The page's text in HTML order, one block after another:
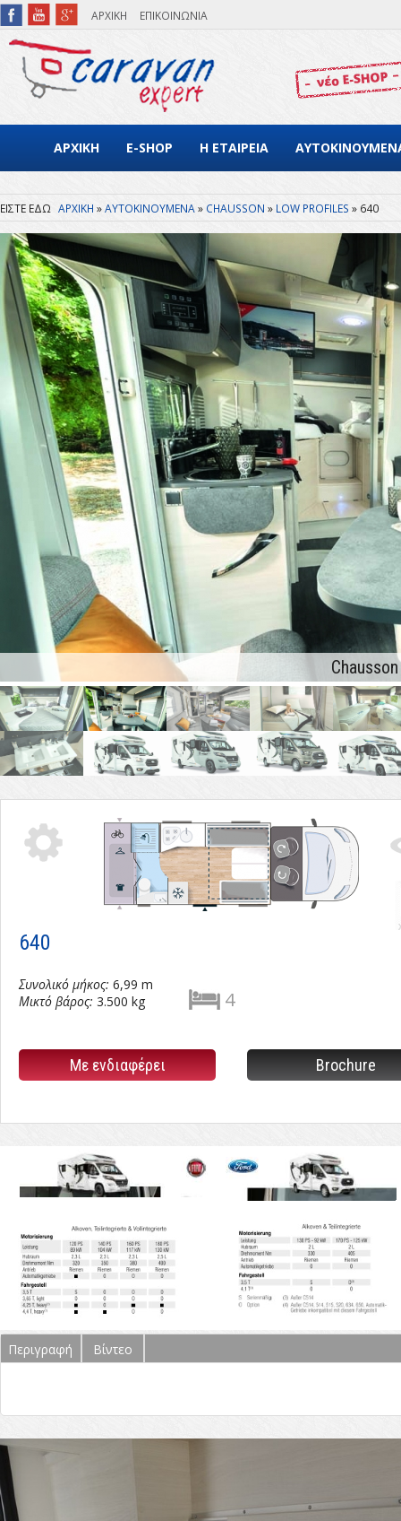
Παράκαμψη προς το κυρίως περιεχόμενο
ΑΡΧΙΚΗ ΕΠΙΚΟΙΝΩΝΙΑ
ΑΡΧΙΚΗ E-SHOP Η ΕΤΑΙΡΕΙΑ
Είστε εδώ
ΑΡΧΙΚΗ ΑΥΤΟΚΙΝΟΥΜΕΝΑ CHAUSSON LOW PROFILES 640
640.pdf
640
Συνολικό μήκος: 6,99 m
Μικτό βάρος: 3.500 kg 4
Με ενδιαφέρει Brochure
Tabs
Περιγραφή
(ενεργή
καρτέλα)
Βίντεο